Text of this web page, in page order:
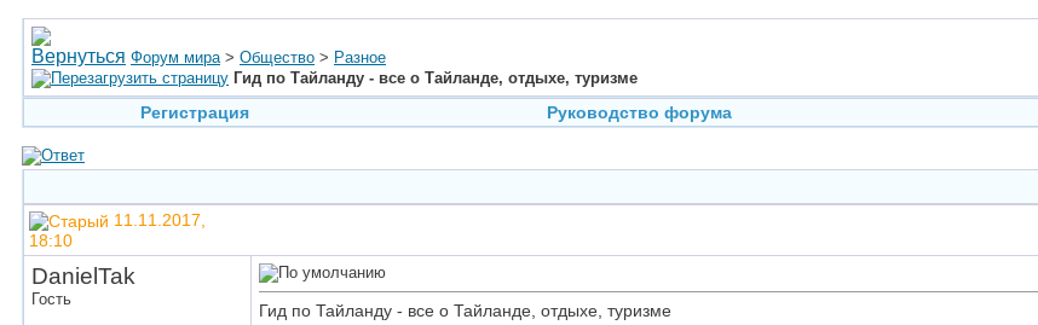
Форум мира > Общество > Разное
Гид по Тайланду - все о Тайланде, отдыхе, туризме
Регистрация Руководство форума
11.11.2017,
18:10
DanielTak
Гость
Гид по Тайланду - все о Тайланде, отдыхе, туризме